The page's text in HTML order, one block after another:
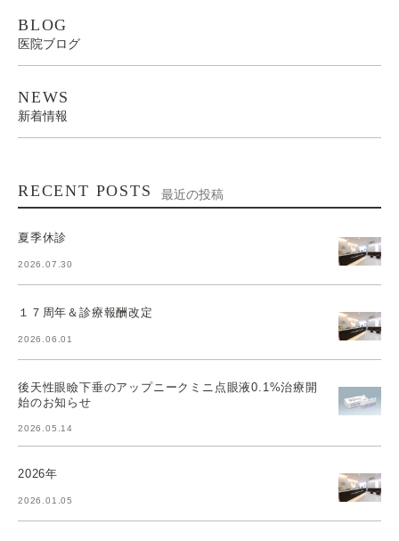
BLOG
医院ブログ
NEWS
新着情報
RECENT POSTS 最近の投稿
夏季休診
2026.07.30
１７周年＆診療報酬改定
2026.06.01
後天性眼瞼下垂のアップニークミニ点眼液0.1%治療開
始のお知らせ
2026.05.14
2026年
2026.01.05